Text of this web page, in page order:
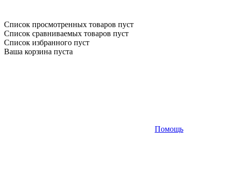
Список просмотренных товаров пуст
Список сравниваемых товаров пуст
Список избранного пуст
Ваша корзина пуста
Помощь